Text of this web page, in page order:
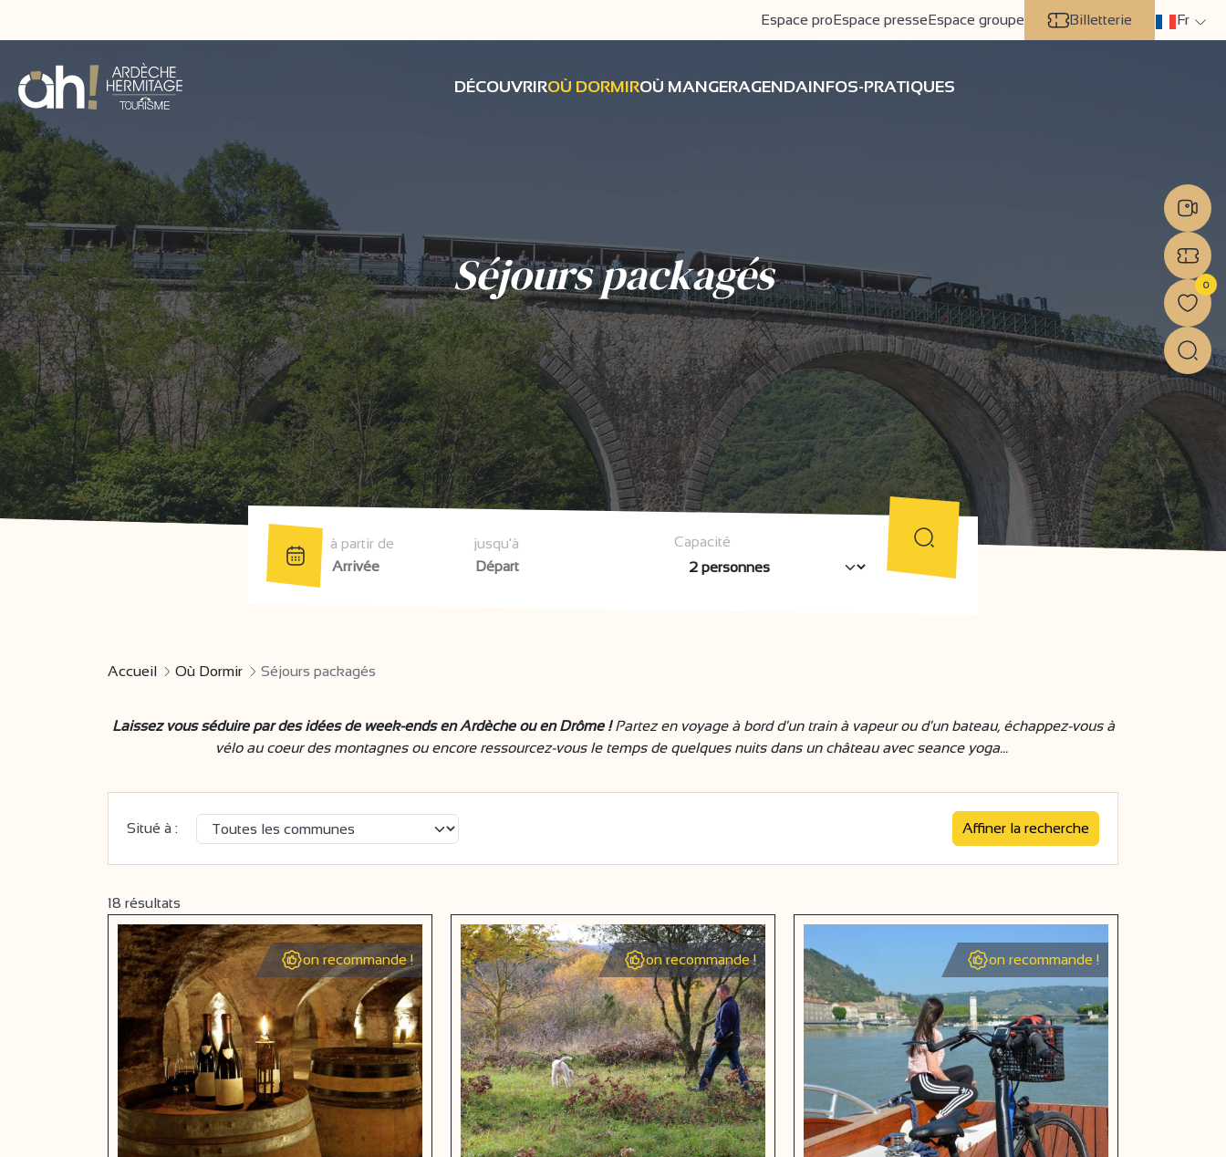
Espace proEspace presseEspace groupe Billetterie Fr
DÉCOUVRIROÙ DORMIROÙ MANGERAGENDAINFOS-PRATIQUES
Séjours packagés
à partir de jusqu'à Capacité
Accueil Où Dormir Séjours packagés
Laissez vous séduire par des idées de week-ends en Ardèche ou en Drôme !Partez en voyage à bord d'un train à vapeur ou d'un bateau, échappez-vous à
vélo au coeur des montagnes ou encore ressourcez-vous le temps de quelques nuits dans un château avec seance yoga...
Situé à :
18 résultats
on recommande ! on recommande ! on recommande !
0